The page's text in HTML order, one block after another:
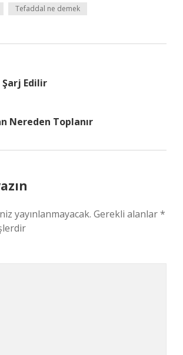
Tefaddal ne demek
Şarj Edilir
Nereden Toplanır
yayınlanmayacak. Gerekli alanlar*